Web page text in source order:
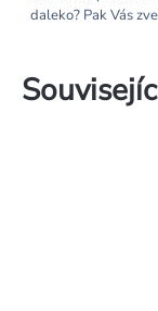
daleko? Pak Vás